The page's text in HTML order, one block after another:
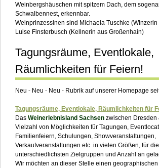
Weinbergshäuschen mit spitzem Dach, dem
Schwalbennest, erkennbar.
Weinprinzessinen sind Michaela Tuschke (Winzerin
Luise Finsterbusch (Kellnerin aus Großenhain)
Tagungsräume, Eventlokale,
Räumlichkeiten für Feiern!
Neu - Neu - Neu - Rubrik auf unserer Homepage
Tagungsräume, Eventlokale, Räumlichkeiten für
Das Weinerlebnisland Sachsen zwischen Dresden
Vielzahl von Möglichkeiten für Tagungen,
Familienfeiern, Schulungen, Showveranstaltungen,
Verkaufveranstaltungen etc. in vielen Größen, für die
unterschiedlichsten Zielgruppen und Anzahl an
Wir möchten an dieser Stelle einen